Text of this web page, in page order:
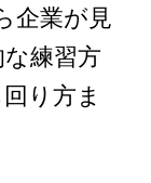
企業が見
練習方
り方ま